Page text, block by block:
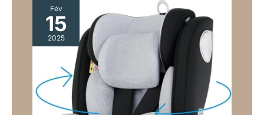
Fév
15
2025